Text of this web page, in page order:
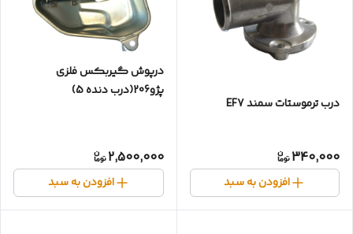
درب ترموستات سمند EF7
340,000
افزودن به سبد
درپوش گیربکس فلزی
پژو206(درب دنده 5)
2,500,000
افزودن به سبد